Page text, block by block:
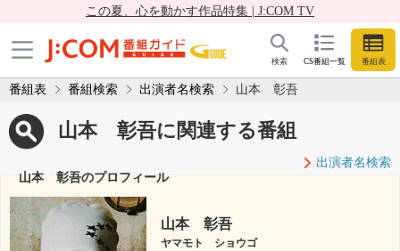
この夏、心を動かす作品特集 | J:COM TV
CS番組一覧 番組表
検索
番組表 番組検索 出演者名検索 山本 彰吾
山本 彰吾に関連する番組
出演者名検索
山本 彰吾のプロフィール
山本 彰吾
ヤマモト ショウゴ